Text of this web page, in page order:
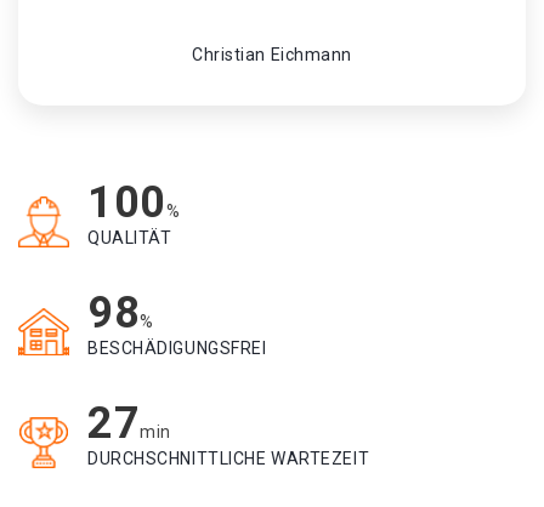
Christian Eichmann
100%
QUALITÄT
98%
BESCHÄDIGUNGSFREI
27min
DURCHSCHNITTLICHE WARTEZEIT